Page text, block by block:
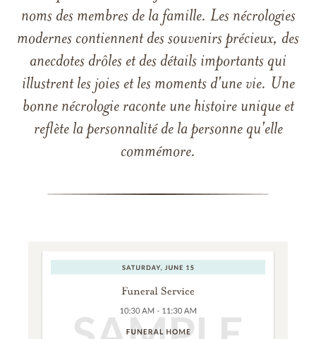
noms des membres de la famille. Les nécrologies
modernes contiennent des souvenirs précieux, des
anecdotes drôles et des détails importants qui
illustrent les joies et les moments d'une vie. Une
bonne nécrologie raconte une histoire unique et
reflète la personnalité de la personne qu'elle
commémore.